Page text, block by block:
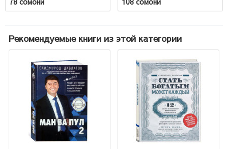
Рекомендуемые книги из этой категории